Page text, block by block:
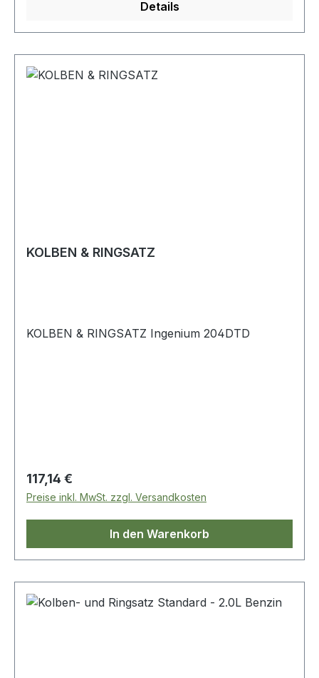
Details
KOLBEN & RINGSATZ
KOLBEN & RINGSATZ Ingenium 204DTD
Regulärer Preis:
117,14 €
Preise inkl. MwSt. zzgl. Versandkosten
In den Warenkorb